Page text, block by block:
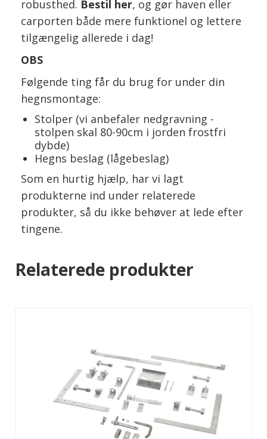
robusthed. Bestil her, og gør haven eller
carporten både mere funktionel og lettere
tilgængelig allerede i dag!
OBS
Følgende ting får du brug for under din
hegnsmontage:
Stolper (vi anbefaler nedgravning -
stolpen skal 80-90cm i jorden frostfri
dybde)
Hegns beslag (lågebeslag)
Som en hurtig hjælp, har vi lagt
produkterne ind under relaterede
produkter, så du ikke behøver at lede efter
tingene.
Relaterede produkter